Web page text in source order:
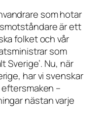
som hotar
är ett
folket och vår
som
Sverige’. Nu, när
har vi svenskar
–
nästan varje